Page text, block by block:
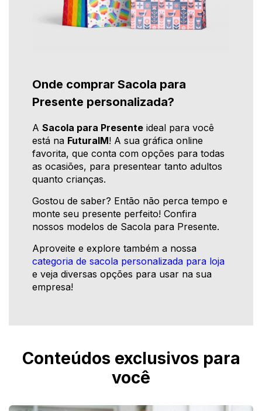
Onde comprar Sacola para
Presente personalizada?
A Sacola para Presente ideal para você
está na FuturaIM! A sua gráfica online
favorita, que conta com opções para todas
as ocasiões, para presentear tanto adultos
quanto crianças.
Gostou de saber? Então não perca tempo e
monte seu presente perfeito! Confira
nossos modelos de Sacola para Presente.
Aproveite e explore também a nossa
categoria de sacola personalizada para loja
e veja diversas opções para usar na sua
empresa!
Conteúdos exclusivos para
você